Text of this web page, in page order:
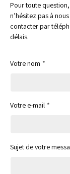
Pour toute
n’hésitez pas à
contacter par
délais.
Votre nom
Votre e-mail
Sujet de votre